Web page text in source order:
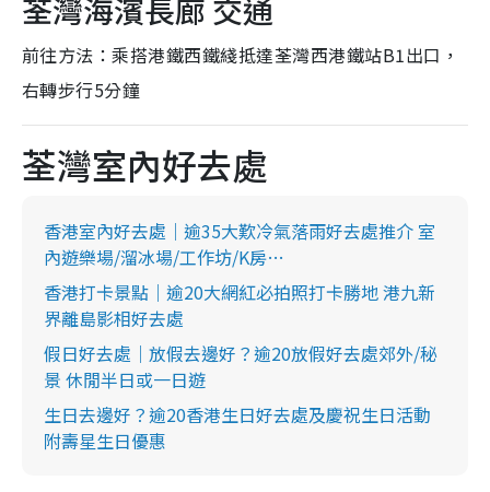
荃灣海濱長廊 交通
前往方法：乘搭港鐵西鐵綫抵達荃灣西港鐵站B1出口，
右轉步行5分鐘
荃灣室內好去處
香港室內好去處｜逾35大歎冷氣落雨好去處推介 室
內遊樂場/溜冰場/工作坊/K房…
香港打卡景點｜逾20大網紅必拍照打卡勝地 港九新
界離島影相好去處
假日好去處｜放假去邊好？逾20放假好去處郊外/秘
景 休閒半日或一日遊
生日去邊好？逾20香港生日好去處及慶祝生日活動
附壽星生日優惠